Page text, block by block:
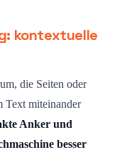
kontextuelle
die Seiten oder
Text miteinander
Anker und
besser